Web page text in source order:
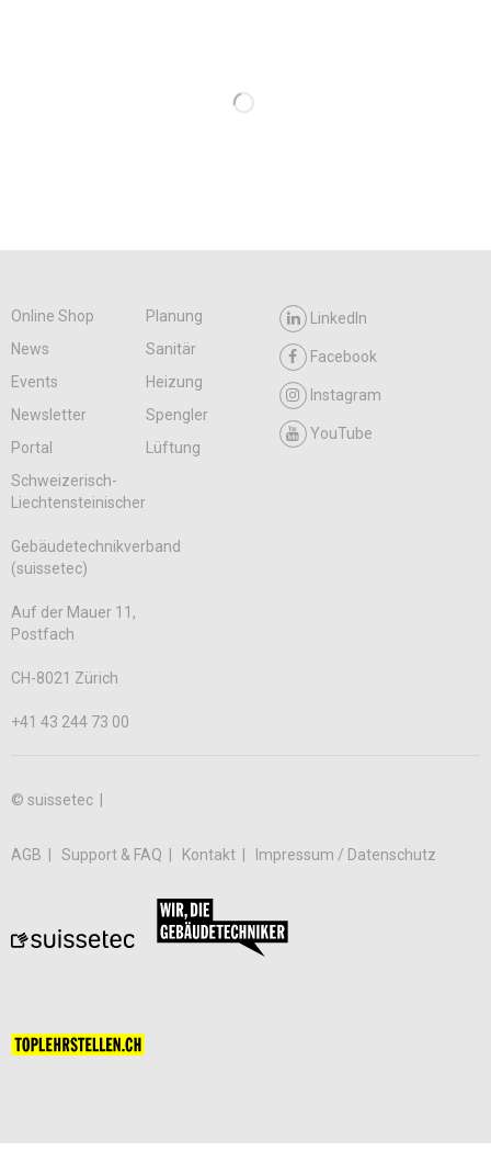
Online Shop
Planung
News
Sanitär
Events
Heizung
Newsletter
Spengler
Portal
Lüftung
LinkedIn
Facebook
Instagram
YouTube
Schweizerisch-
Liechtensteinischer
Gebäudetechnikverband
(suissetec)
Auf der Mauer 11,
Postfach
CH-8021 Zürich
+41 43 244 73 00
© suissetec |
AGB Support & FAQ Kontakt Impressum / Datenschutz